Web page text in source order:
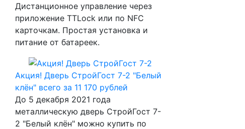
Дистанционное управление через
приложение TTLock или по NFC
карточкам. Простая установка и
питание от батареек.
Акция! Дверь СтройГост 7-2 "Белый
клён" всего за 11 170 рублей
До 5 декабря 2021 года
металлическую дверь СтройГост 7-
2 "Белый клён" можно купить по